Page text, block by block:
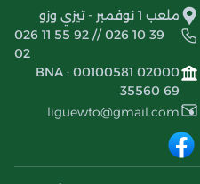
ملعب 1 نوفمبر - تيزي وزو
026 11 55 92 // 026 10 39
02
BNA : 00100581 02000
35560 69
liguewto@gmail.com